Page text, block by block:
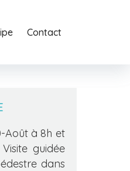
Contact
Contact
Août à 8h et
guidée
dans